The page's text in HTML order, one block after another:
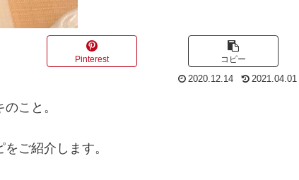
Pinterest コピー
2020.12.14 2021.04.01
こと。
ご紹介します。